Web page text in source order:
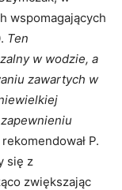
wspomagających
Ten
w wodzie, a
zawartych w
rekomendował P.
się z
zwiększając